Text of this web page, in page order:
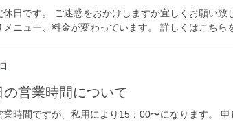
休日です。 ご迷惑をおかけしますが宜しくお願い
メニュー、料金が変わっています。 詳しくはこち
の営業時間について
時間ですが、私用により15：00〜になります。